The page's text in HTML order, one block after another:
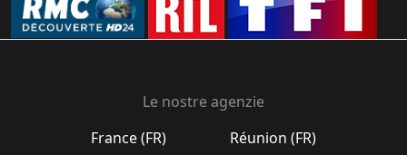
Le nostre agenzie
France (FR)
Réunion (FR)